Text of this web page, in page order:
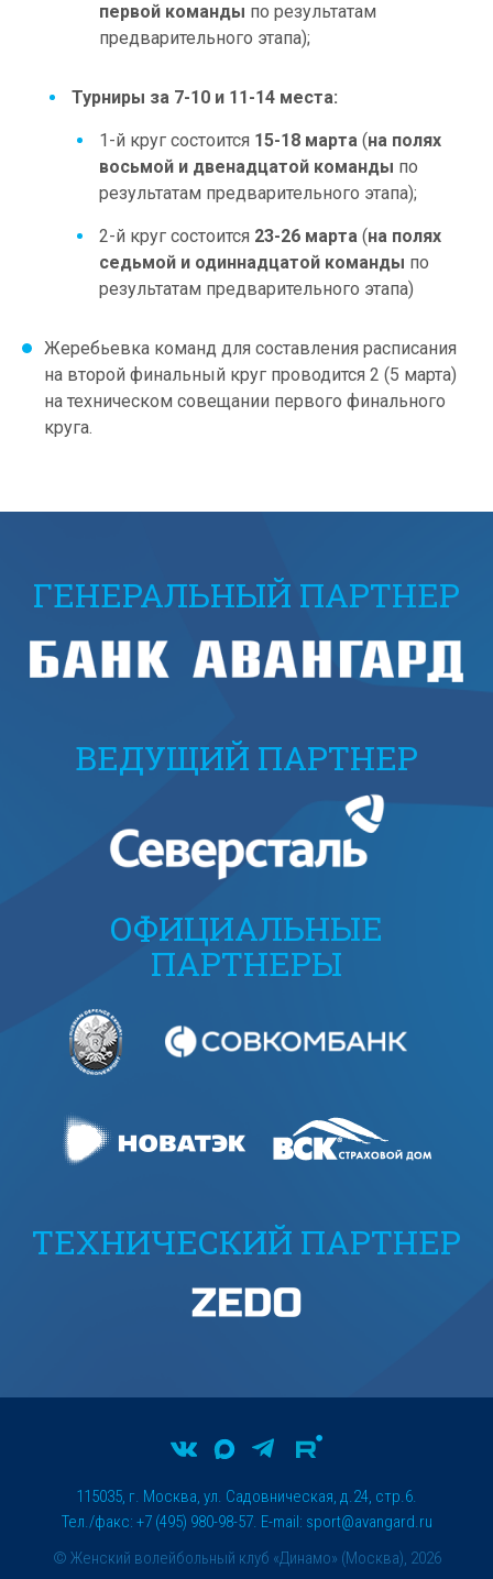
первой команды по результатам
предварительного этапа);
Турниры за 7-10 и 11-14 места:
1-й круг состоится 15-18 марта (на полях
восьмой и двенадцатой команды по
результатам предварительного этапа);
2-й круг состоится 23-26 марта (на полях
седьмой и одиннадцатой команды по
результатам предварительного этапа)
Жеребьевка команд для составления расписания
на второй финальный круг проводится 2 (5 марта)
на техническом совещании первого финального
круга.
ГЕНЕРАЛЬНЫЙ ПАРТНЕР
ВЕДУЩИЙ ПАРТНЕР
ОФИЦИАЛЬНЫЕ
ПАРТНЕРЫ
ТЕХНИЧЕСКИЙ ПАРТНЕР
© Женский волейбольный клуб «Динамо» (Москва), 2026
115035, г. Москва, ул. Садовническая, д.24, стр.6.
Тел./факс: +7 (495) 980-98-57. E-mail: sport@avangard.ru